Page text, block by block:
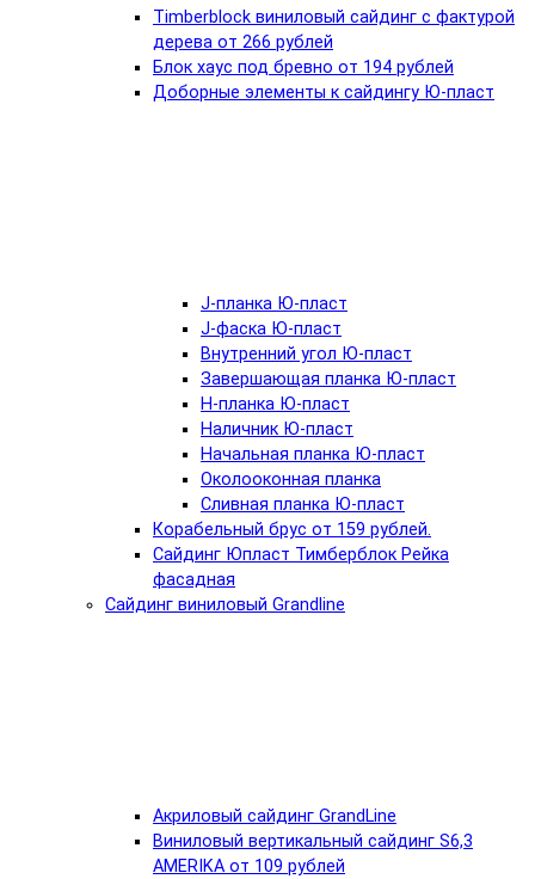
Timberblock виниловый сайдинг с фактурой
дерева от 266 рублей
Блок хаус под бревно от 194 рублей
Доборные элементы к сайдингу Ю-пласт
J-планка Ю-пласт
J-фаска Ю-пласт
Внутренний угол Ю-пласт
Завершающая планка Ю-пласт
Н-планка Ю-пласт
Наличник Ю-пласт
Начальная планка Ю-пласт
Околооконная планка
Сливная планка Ю-пласт
Корабельный брус от 159 рублей.
Сайдинг Юпласт Тимберблок Рейка
фасадная
Сайдинг виниловый Grandline
Акриловый сайдинг GrandLine
Виниловый вертикальный сайдинг S6,3
AMERIKA от 109 рублей